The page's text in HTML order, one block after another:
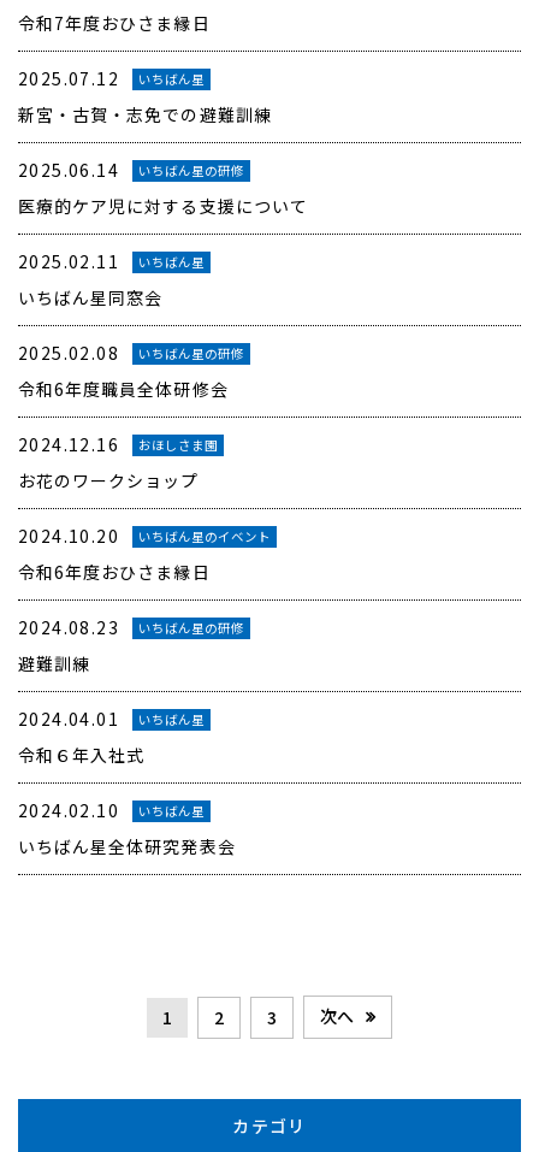
令和7年度おひさま縁日
2025.07.12 いちばん星
新宮・古賀・志免での避難訓練
2025.06.14 いちばん星の研修
医療的ケア児に対する支援について
2025.02.11 いちばん星
いちばん星同窓会
2025.02.08 いちばん星の研修
令和6年度職員全体研修会
2024.12.16 おほしさま園
お花のワークショップ
2024.10.20 いちばん星のイベント
令和6年度おひさま縁日
2024.08.23 いちばん星の研修
避難訓練
2024.04.01 いちばん星
令和６年入社式
2024.02.10 いちばん星
いちばん星全体研究発表会
1 2 3 次へ
カテゴリ